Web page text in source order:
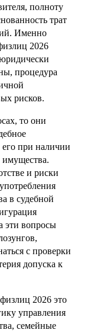
полноту
трат
Именно
2026
процедура
рисков.
то они
при наличии
имущества.
и риски
в судебной
эти вопросы
с проверки
допуска к
2026 это
управления
семейные